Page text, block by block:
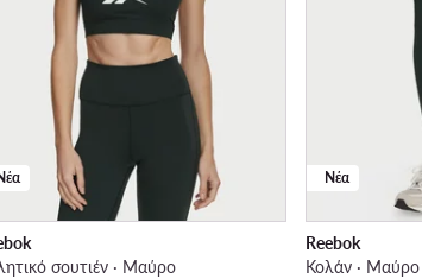
σουτιέν · Μαύρο
Νέα
Reebok
Κολάν · Μαύρο